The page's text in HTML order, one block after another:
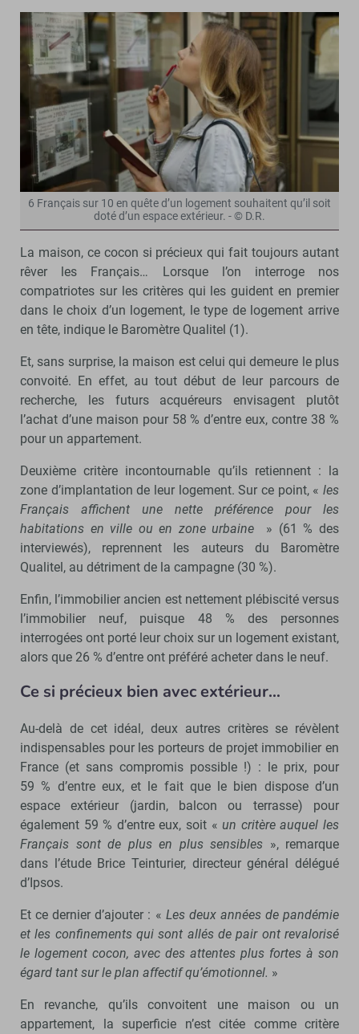
6 Français sur 10 en quête d’un logement souhaitent qu’il soit
doté d’un espace extérieur. - © D.R.
La maison, ce cocon si précieux qui fait toujours autant
rêver les Français… Lorsque l’on interroge nos
compatriotes sur les critères qui les guident en premier
dans le choix d’un logement, le type de logement arrive
en tête, indique le Baromètre Qualitel (1).
Et, sans surprise, la maison est celui qui demeure le plus
convoité. En effet, au tout début de leur parcours de
recherche, les futurs acquéreurs envisagent plutôt
l’achat d’une maison pour 58 % d’entre eux, contre 38 %
pour un appartement.
Deuxième critère incontournable qu’ils retiennent : la
zone d’implantation de leur logement. Sur ce point, « les
Français affichent une nette préférence pour les
habitations en ville ou en zone urbaine
» (61 % des
interviewés), reprennent les auteurs du Baromètre
Qualitel, au détriment de la campagne (30 %).
Enfin, l’immobilier ancien est nettement plébiscité versus
l’immobilier neuf, puisque 48 % des personnes
interrogées ont porté leur choix sur un logement existant,
alors que 26 % d’entre ont préféré acheter dans le neuf.
Ce si précieux bien avec extérieur…
Au-delà de cet idéal, deux autres critères se révèlent
indispensables pour les porteurs de projet immobilier en
France (et sans compromis possible !) : le prix, pour
59 % d’entre eux, et le fait que le bien dispose d’un
espace extérieur (jardin, balcon ou terrasse) pour
également 59 % d’entre eux, soit « un critère auquel les
Français sont de plus en plus sensibles », remarque
dans l’étude Brice Teinturier, directeur général délégué
d’Ipsos.
Et ce dernier d’ajouter : « Les deux années de pandémie
et les confinements qui sont allés de pair ont revalorisé
le logement cocon, avec des attentes plus fortes à son
égard tant sur le plan affectif qu’émotionnel. »
En revanche, qu’ils convoitent une maison ou un
appartement, la superficie n’est citée comme critère